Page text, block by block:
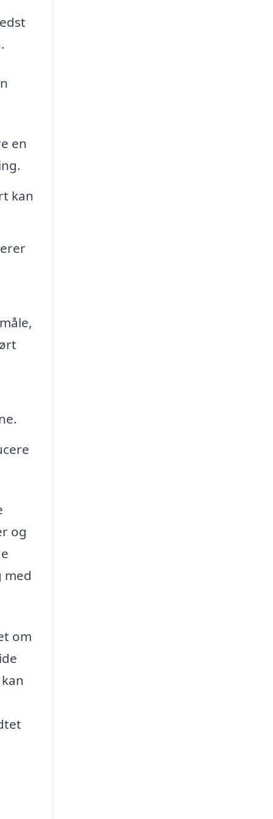
en
kan
og
med
om